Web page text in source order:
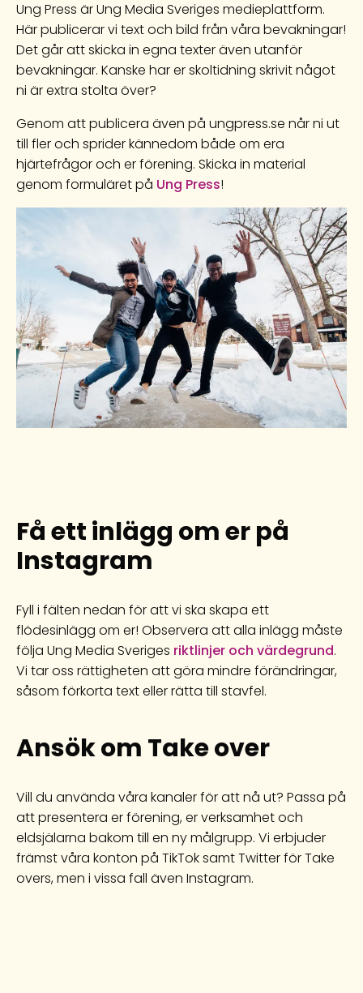
Ung Press är Ung Media Sveriges medieplattform.
Här publicerar vi text och bild från våra bevakningar!
Det går att skicka in egna texter även utanför
bevakningar. Kanske har er skoltidning skrivit något
ni är extra stolta över?
Genom att publicera även på ungpress.se når ni ut
till fler och sprider kännedom både om era
hjärtefrågor och er förening. Skicka in material
genom formuläret på Ung Press!
Få ett inlägg om er på
Instagram
Fyll i fälten nedan för att vi ska skapa ett
flödesinlägg om er! Observera att alla inlägg måste
följa Ung Media Sveriges riktlinjer och värdegrund.
Vi tar oss rättigheten att göra mindre förändringar,
såsom förkorta text eller rätta till stavfel.
Ansök om Take over
Vill du använda våra kanaler för att nå ut? Passa på
att presentera er förening, er verksamhet och
eldsjälarna bakom till en ny målgrupp. Vi erbjuder
främst våra konton på TikTok samt Twitter för Take
overs, men i vissa fall även Instagram.